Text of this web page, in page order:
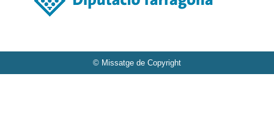
© Missatge de Copyright